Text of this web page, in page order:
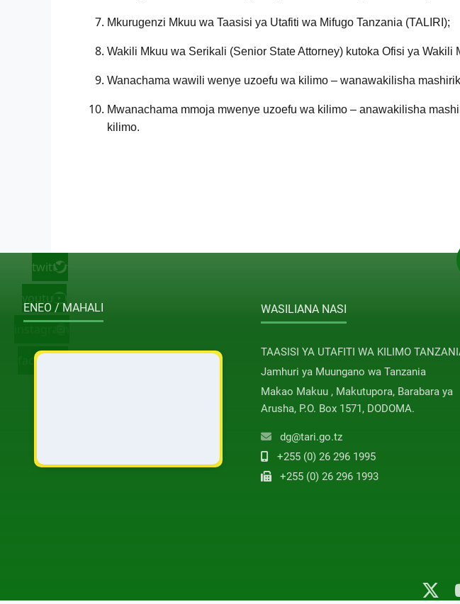
Mkurugenzi Mkuu wa Taasisi ya Utafiti wa Mifugo Tanzania (TALIRI);
Wakili Mkuu wa Serikali (Senior State Attorney) kutoka Ofisi ya Wakili
Wanachama wawili wenye uzoefu wa kilimo – wanawakilisha
Mwanachama mmoja mwenye uzoefu wa kilimo – anawakilisha
kilimo.
twitter
youtube
facebook
ENEO / MAHALI WASILIANA NASI
TAASISI YA UTAFITI WA KILIMO
Jamhuri ya Muungano wa Tanzania
Makao Makuu , Makutupora, Barabara ya
Arusha, P.O. Box 1571, DODOMA.
dg@tari.go.tz
+255 (0) 26 296 1995
+255 (0) 26 296 1993